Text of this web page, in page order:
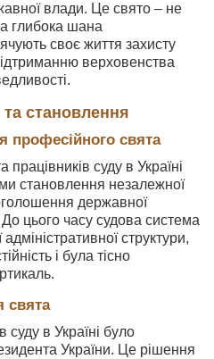
влади. Це свято – не
глибока шана
своє життя захисту
верховенства
та становлення
професійного свята
працівників суду в Україні
становлення незалежної
державної
цього часу судова система
структури,
і була тісно
свята
суду в Україні було
України. Це рішення